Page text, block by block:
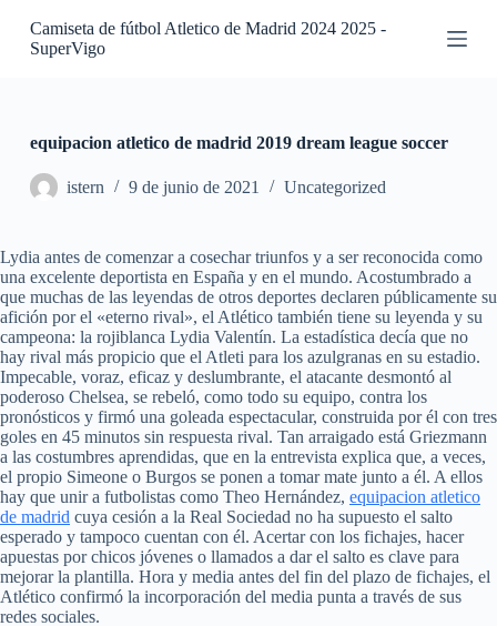
S
e
n
i
d
o
Camiseta de fútbol Atletico de Madrid 2024 2025 -
SuperVigo
equipacion atletico de madrid 2019 dream league soccer
istern 9 de junio de 2021 Uncategorized
Lydia antes de comenzar a cosechar triunfos y a ser reconocida como
una excelente deportista en España y en el mundo. Acostumbrado a
que muchas de las leyendas de otros deportes declaren públicamente su
afición por el «eterno rival», el Atlético también tiene su leyenda y su
campeona: la rojiblanca Lydia Valentín. La estadística decía que no
hay rival más propicio que el Atleti para los azulgranas en su estadio.
Impecable, voraz, eficaz y deslumbrante, el atacante desmontó al
poderoso Chelsea, se rebeló, como todo su equipo, contra los
pronósticos y firmó una goleada espectacular, construida por él con tres
goles en 45 minutos sin respuesta rival. Tan arraigado está Griezmann
a las costumbres aprendidas, que en la entrevista explica que, a veces,
el propio Simeone o Burgos se ponen a tomar mate junto a él. A ellos
hay que unir a futbolistas como Theo Hernández, equipacion atletico
de madrid cuya cesión a la Real Sociedad no ha supuesto el salto
esperado y tampoco cuentan con él. Acertar con los fichajes, hacer
apuestas por chicos jóvenes o llamados a dar el salto es clave para
mejorar la plantilla. Hora y media antes del fin del plazo de fichajes, el
Atlético confirmó la incorporación del media punta a través de sus
redes sociales.